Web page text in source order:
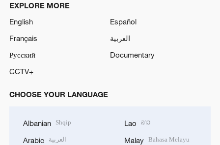
EXPLORE MORE
English
Español
Français
العربية
Русский
Documentary
CCTV+
CHOOSE YOUR LANGUAGE
Albanian Shqip
Arabic العربية
Lao ລາວ
Malay Bahasa Melayu